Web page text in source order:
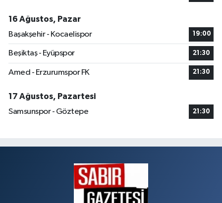
16 Ağustos, Pazar
Başakşehir - Kocaelispor
19:00
Beşiktaş - Eyüpspor 21:30
Amed - Erzurumspor FK 21:30
17 Ağustos, Pazartesi
Samsunspor - Göztepe
21:30